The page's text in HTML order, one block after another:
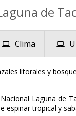
de
Clima
litorales y
Laguna de
espinar tropical y